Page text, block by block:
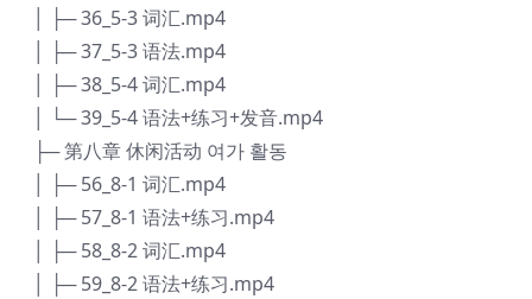
│ ├─ 36_5-3 词汇.mp4
│ ├─ 37_5-3 语法.mp4
│ ├─ 38_5-4 词汇.mp4
│ └─ 39_5-4 语法+练习+发音.mp4
├─ 第八章 休闲活动 여가 활동
│ ├─ 56_8-1 词汇.mp4
│ ├─ 57_8-1 语法+练习.mp4
│ ├─ 58_8-2 词汇.mp4
│ ├─ 59_8-2 语法+练习.mp4